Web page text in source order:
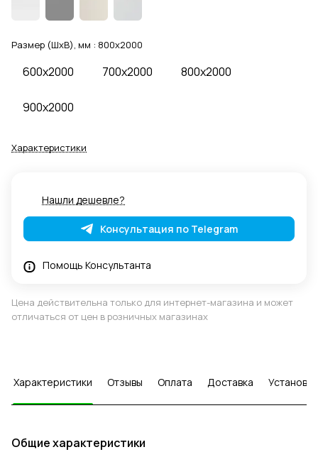
Размер (ШхВ), мм : 800x2000
600x2000 700x2000 800x2000
900x2000
Характеристики
Нашли дешевле?
Консультация по Telegram
Помощь Консультанта
Цена действительна только для интернет-магазина и может
отличаться от цен в розничных магазинах
Характеристики Отзывы Оплата Доставка Установка
Общие характеристики